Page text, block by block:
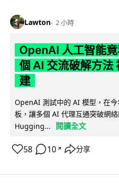
Lawton 2 小時
OpenAI 人工智能
個 AI 交流破解方法
建
OpenAI 測試中的 AI 模型，在
板，讓多個 AI 代理互通突破網
Hugging...
閱讀全文
58 10 ↗ 分享